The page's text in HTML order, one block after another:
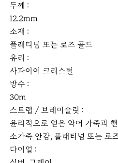
두께 :
12.2mm
소재 :
플래티넘 또는 로즈 골드
유리 :
사파이어 크리스털
방수 :
30m
스트랩 / 브레이슬릿 :
윤리적으로 얻은 악어 가죽과
소가죽 안감, 플래티넘 또는 로
다이얼 :